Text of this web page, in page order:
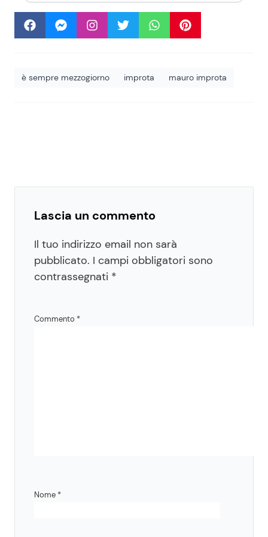
è sempre mezzogiorno improta mauro improta
Lascia un commento
Il tuo indirizzo email non sarà
pubblicato. I campi obbligatori sono
contrassegnati *
Commento *
Nome *